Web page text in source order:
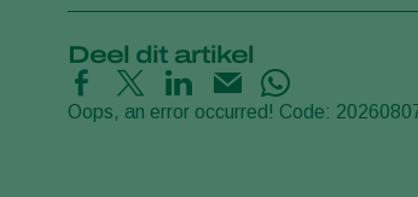
Deel dit artikel
Oops, an error occurred! Code: